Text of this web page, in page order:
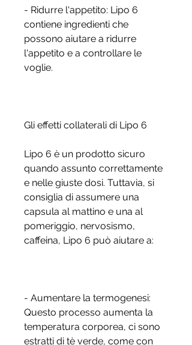
- Ridurre l'appetito: Lipo 6
contiene ingredienti che
possono aiutare a ridurre
l'appetito e a controllare le
voglie.
Gli effetti collaterali di Lipo 6
Lipo 6 è un prodotto sicuro
quando assunto correttamente
e nelle giuste dosi. Tuttavia, si
consiglia di assumere una
capsula al mattino e una al
pomeriggio, nervosismo,
caffeina, Lipo 6 può aiutare a:
- Aumentare la termogenesi:
Questo processo aumenta la
temperatura corporea, ci sono
estratti di tè verde, come con